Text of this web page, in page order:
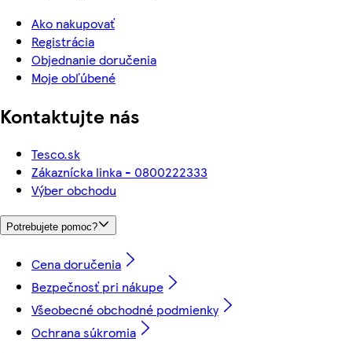
Ako nakupovať
Registrácia
Objednanie doručenia
Moje obľúbené
Kontaktujte nás
Tesco.sk
Zákaznícka linka - 0800222333
Výber obchodu
Potrebujete pomoc?
Cena doručenia
Bezpečnosť pri nákupe
Všeobecné obchodné podmienky
Ochrana súkromia